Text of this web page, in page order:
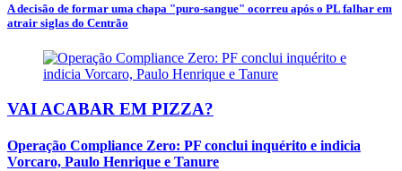
A decisão de formar uma chapa "puro-sangue" ocorreu após o PL falhar em
atrair siglas do Centrão
VAI ACABAR EM PIZZA?
Operação Compliance Zero: PF conclui inquérito e indicia
Vorcaro, Paulo Henrique e Tanure